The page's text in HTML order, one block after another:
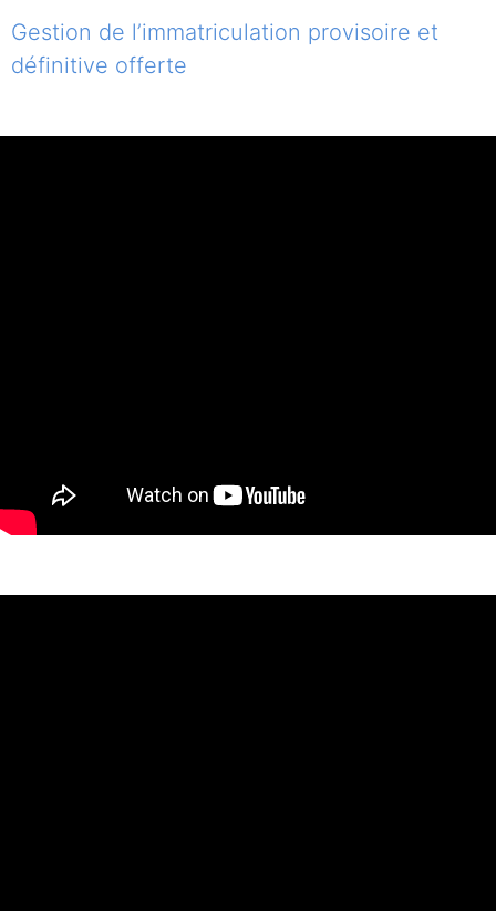
Gestion de l’immatriculation provisoire et
définitive offerte